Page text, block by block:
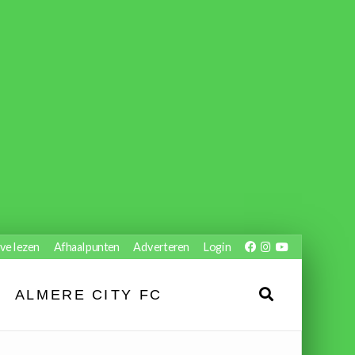
lezen Afhaalpunten Adverteren Login
ALMERE CITY FC